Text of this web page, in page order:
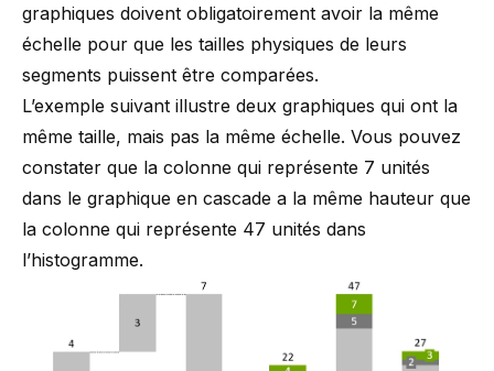
graphiques doivent obligatoirement avoir la même
échelle pour que les tailles physiques de leurs
segments puissent être comparées.
L’exemple suivant illustre deux graphiques qui ont la
même taille, mais pas la même échelle. Vous pouvez
constater que la colonne qui représente 7 unités
dans le graphique en cascade a la même hauteur que
la colonne qui représente 47 unités dans
l’histogramme.